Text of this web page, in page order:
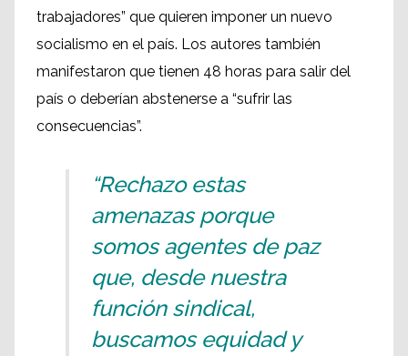
trabajadores” que quieren imponer un nuevo
socialismo en el país. Los autores también
manifestaron que tienen 48 horas para salir del
país o deberían abstenerse a “sufrir las
consecuencias”.
“Rechazo estas
amenazas porque
somos agentes de paz
que, desde nuestra
función sindical,
buscamos equidad y